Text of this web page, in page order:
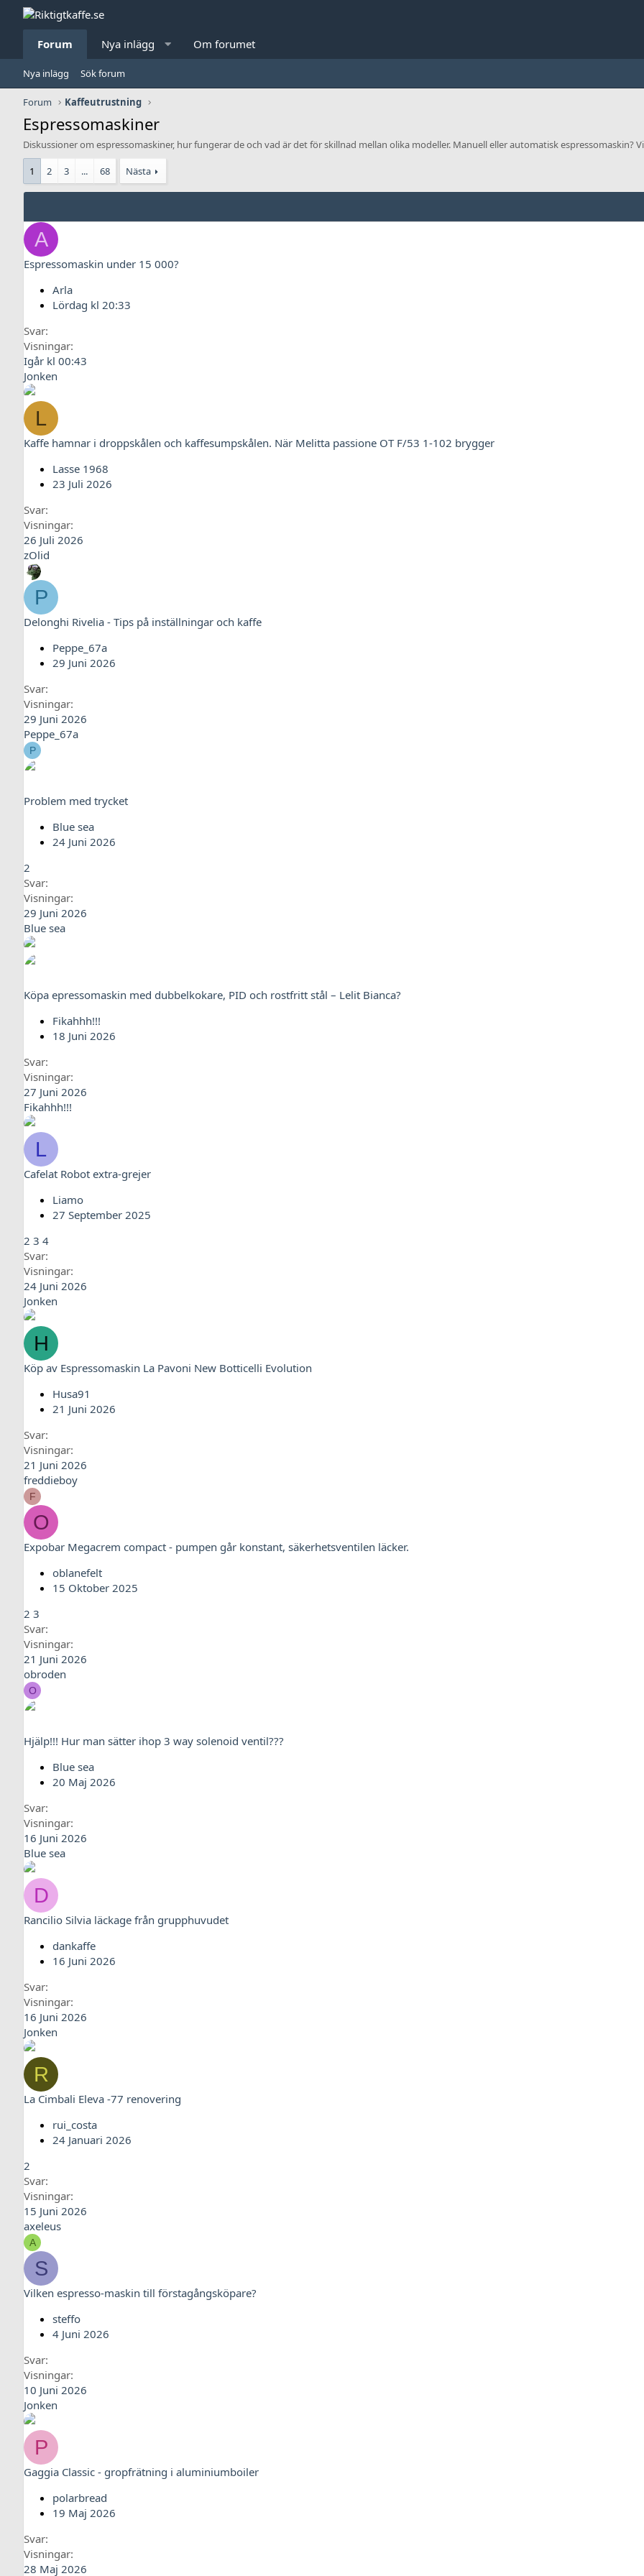
Forum Nya inlägg Om forumet
Nya inlägg Sök forum
Forum Kaffeutrustning
Espressomaskiner
Diskussioner om espressomaskiner, hur fungerar de och vad är det för skillnad mellan olika modeller. Manuell eller automatisk espressomaskin?
1 2 3 ... 68 Nästa
A
Espressomaskin under 15 000?
Arla
Lördag kl 20:33
Svar
Visningar
Igår kl 00:43
Jonken
L
Kaffe hamnar i droppskålen och kaffesumpskålen. När Melitta passione OT F/53 1-102 brygger
Lasse 1968
23 Juli 2026
Svar
Visningar
26 Juli 2026
zOlid
P
Delonghi Rivelia - Tips på inställningar och kaffe
Peppe_67a
29 Juni 2026
Svar
Visningar
29 Juni 2026
Peppe_67a
P
Problem med trycket
Blue sea
24 Juni 2026
2
Svar
Visningar
29 Juni 2026
Blue sea
Köpa epressomaskin med dubbelkokare, PID och rostfritt stål – Lelit Bianca?
Fikahhh!!!
18 Juni 2026
Svar
Visningar
27 Juni 2026
Fikahhh!!!
L
Cafelat Robot extra-grejer
Liamo
27 September 2025
2 3 4
Svar
Visningar
24 Juni 2026
Jonken
H
Köp av Espressomaskin La Pavoni New Botticelli Evolution
Husa91
21 Juni 2026
Svar
Visningar
21 Juni 2026
freddieboy
F
O
Expobar Megacrem compact - pumpen går konstant, säkerhetsventilen läcker.
oblanefelt
15 Oktober 2025
2 3
Svar
Visningar
21 Juni 2026
obroden
O
Hjälp!!! Hur man sätter ihop 3 way solenoid ventil???
Blue sea
20 Maj 2026
Svar
Visningar
16 Juni 2026
Blue sea
D
Rancilio Silvia läckage från grupphuvudet
dankaffe
16 Juni 2026
Svar
Visningar
16 Juni 2026
Jonken
R
La Cimbali Eleva -77 renovering
rui_costa
24 Januari 2026
2
Svar
Visningar
15 Juni 2026
axeleus
A
S
Vilken espresso-maskin till förstagångsköpare?
steffo
4 Juni 2026
Svar
Visningar
10 Juni 2026
Jonken
P
Gaggia Classic - gropfrätning i aluminiumboiler
polarbread
19 Maj 2026
Svar
Visningar
28 Maj 2026